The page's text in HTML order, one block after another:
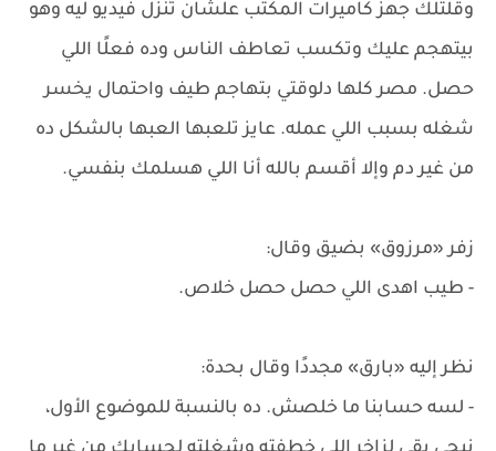
وقلتلك جهز كاميرات المكتب علشان تنزل فيديو ليه وهو
بيتهجم عليك وتكسب تعاطف الناس وده فعلًا اللي
حصل. مصر كلها دلوقتي بتهاجم طيف واحتمال يخسر
شغله بسبب اللي عمله. عايز تلعبها العبها بالشكل ده
من غير دم وإلا أقسم بالله أنا اللي هسلمك بنفسي.
زفر «مرزوق» بضيق وقال:
- طيب اهدى اللي حصل حصل خلاص.
نظر إليه «بارق» مجددًا وقال بحدة:
- لسه حسابنا ما خلصش. ده بالنسبة للموضوع الأول،